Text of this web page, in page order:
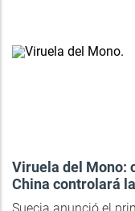
Viruela del Mono:
China controlará
Suecia anunció el